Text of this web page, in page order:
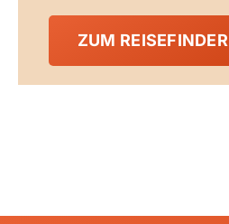
ZUM REISEFINDER